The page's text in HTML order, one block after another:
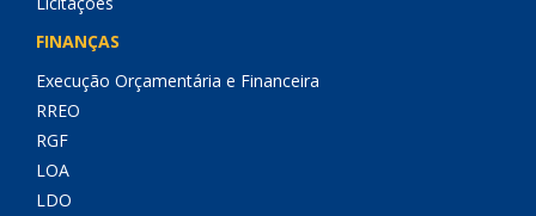
FINANÇAS
Execução Orçamentária e Financeira
RREO
RGF
LOA
LDO